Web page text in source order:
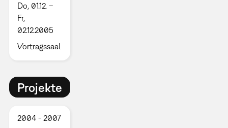
Do, 01.12. –
Fr,
02.12.2005
Vortragssaal
Projekte
2004 2007